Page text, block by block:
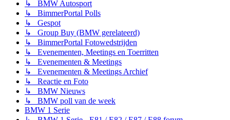
↳ BMW Autosport
↳ BimmerPortal Polls
↳ Gespot
↳ Group Buy (BMW gerelateerd)
↳ BimmerPortal Fotowedstrijden
↳ Evenementen, Meetings en Toerritten
↳ Evenementen & Meetings
↳ Evenementen & Meetings Archief
↳ Reactie en Foto
↳ BMW Nieuws
↳ BMW poll van de week
BMW 1 Serie